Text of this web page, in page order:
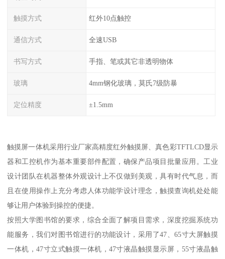
触摸方式 红外10点触控
通信方式 全速USB
书写方式 手指、笔或其它非透明物体
玻璃 4mm钢化玻璃，莫氏7级防暴
定位精度 ±1.5mm
触摸屏一体机采用行业厂家高精度红外触摸屏、真色彩TFTLCD显示
器和工控机作为基本重要部件配置，确保产品项目批量应用。工业
设计团队在机器整体外观设计上不仅做到美观，具有时代气息，而
且在使用操作上充分考虑人体功能学设计理念，触摸查询机处处能
够让用户体验到操控的便捷。
按照大学图书馆的要求，综合全面了解项目需求，深度挖掘系统功
能服务，我们对图书馆进行的功能设计，采用了47、65寸大屏触摸
一体机，47寸立式触摸一体机，47寸液晶触摸显示屏，55寸液晶触